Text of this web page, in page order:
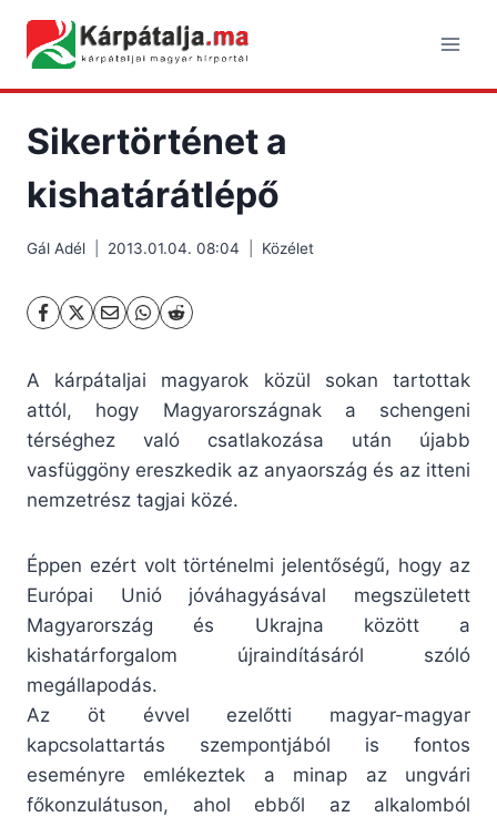
content
Sikertörténet a
kishatárátlépő
Gál Adél 2013.01.04. 08:04 Közélet
A kárpátaljai magyarok közül sokan tartottak
attól, hogy Magyarországnak a schen­geni
térséghez való csatlakozása után újabb
vasfüggöny ereszkedik az anyaország és az itteni
nemzetrész tagjai közé.
Éppen ezért volt történelmi jelentőségű, hogy az
Európai Unió jóváhagyásával megszületett
Magyarország és Ukrajna között a
kishatárforgalom újraindításáról szóló
megállapodás.
Az öt évvel ezelőtti magyar-magyar
kapcsolattartás szempontjából is fontos
eseményre emlékeztek a minap az ungvári
főkonzulátuson, ahol ebből az alkalomból